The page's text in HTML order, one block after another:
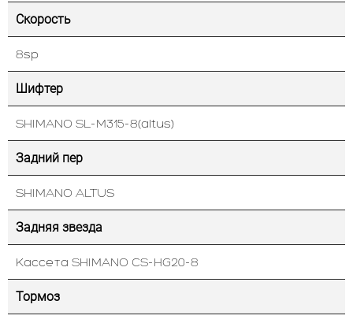
Скорость
8sp
Шифтер
SHIMANO SL-M315-8(altus)
Задний пер
SHIMANO ALTUS
Задняя звезда
Кассета SHIMANO CS-HG20-8
Тормоз